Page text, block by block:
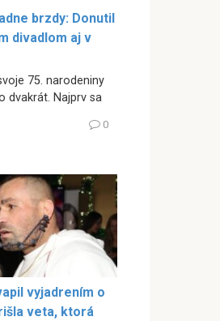
brzdy: Donutil
divadlom aj v
75. narodeniny
dvakrát. Najprv sa
0
vyjadrením o
veta, ktorá